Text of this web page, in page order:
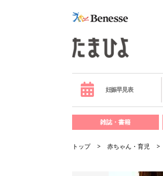
妊娠早見表
雑誌・書籍
トップ 赤ちゃん・育児